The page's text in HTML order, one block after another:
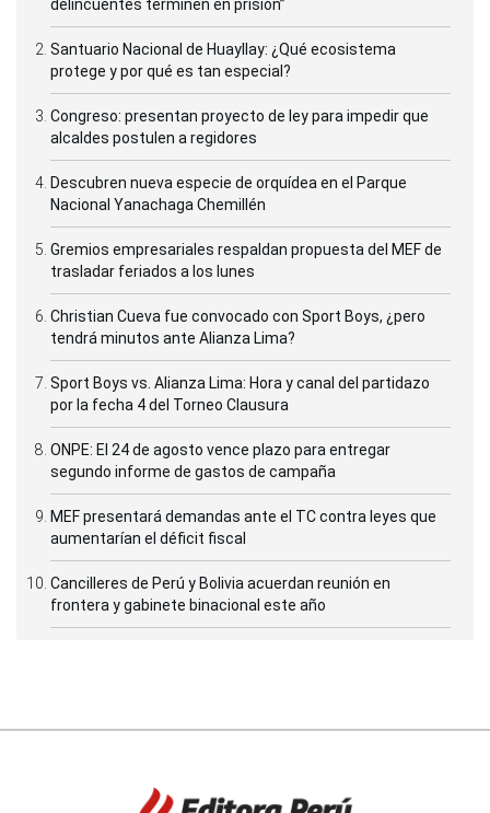
delincuentes terminen en prisión”
Santuario Nacional de Huayllay: ¿Qué ecosistema
protege y por qué es tan especial?
Congreso: presentan proyecto de ley para impedir que
alcaldes postulen a regidores
Descubren nueva especie de orquídea en el Parque
Nacional Yanachaga Chemillén
Gremios empresariales respaldan propuesta del MEF de
trasladar feriados a los lunes
Christian Cueva fue convocado con Sport Boys, ¿pero
tendrá minutos ante Alianza Lima?
Sport Boys vs. Alianza Lima: Hora y canal del partidazo
por la fecha 4 del Torneo Clausura
ONPE: El 24 de agosto vence plazo para entregar
segundo informe de gastos de campaña
MEF presentará demandas ante el TC contra leyes que
aumentarían el déficit fiscal
Cancilleres de Perú y Bolivia acuerdan reunión en
frontera y gabinete binacional este año